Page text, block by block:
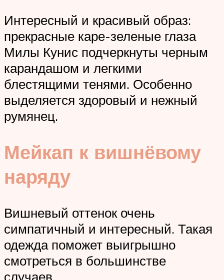
Интересный и красивый образ:
прекрасные каре-зеленые глаза
Милы Кунис подчеркнуты черным
карандашом и легкими
блестящими тенями. Особенно
выделяется здоровый и нежный
румянец.
Мейкап к вишнёвому
наряду
Вишневый оттенок очень
симпатичный и интересный. Такая
одежда поможет выигрышно
смотреться в большинстве
случаев.